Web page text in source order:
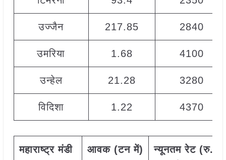
उज्जैन 217.85 2840
उमरिया 1.68 4100
उन्हेल 21.28 3280
विदिशा 1.22 4370
महाराष्ट्र मंडी आवक(टन में) न्यूनतम रेट(रु./